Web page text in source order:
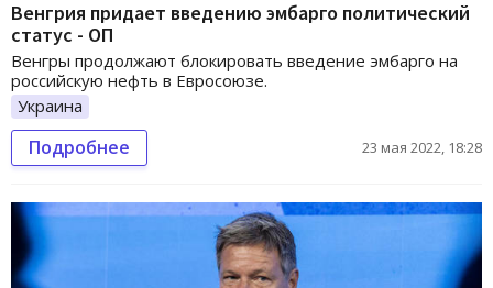
Венгрия придает введению эмбарго политический
статус - ОП
Венгры продолжают блокировать введение эмбарго на
российскую нефть в Евросоюзе.
Украина
Подробнее 23 мая 2022, 18:28